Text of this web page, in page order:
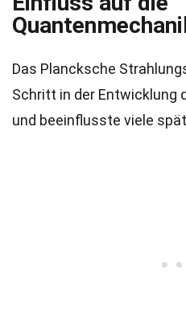
Das Plancksche
Schritt in der Entwicklung
und beeinflusste viele